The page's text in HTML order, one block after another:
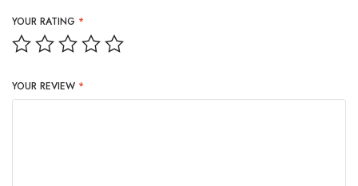
YOUR RATING *
YOUR REVIEW *